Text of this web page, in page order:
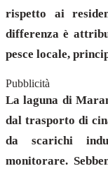
rispetto ai
differenza è
pesce locale,
Pubblicità
La laguna di
dal trasporto di
da scarichi
monitorare.